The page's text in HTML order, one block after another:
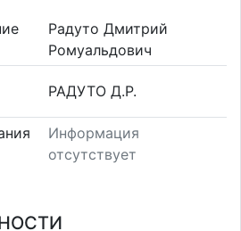
Радуто Дмитрий
Ромуальдович
РАДУТО Д.Р.
Информация
отсутствует